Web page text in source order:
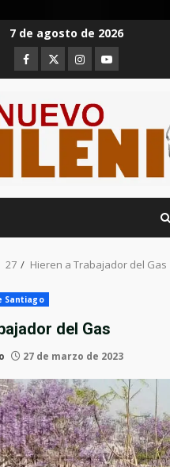
7 de agosto de 2026
Facebook
TwitterInstagram
Youtube
27 Hieren a Trabajador del Gas
Santiago
del Gas
27 de marzo de 2023